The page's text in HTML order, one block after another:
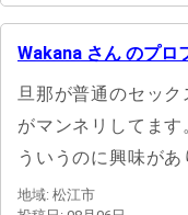
Wakana さん のプロ
旦那が普通のセッ
がマンネリしてま
ういうのに興味があ
地域: 松江市